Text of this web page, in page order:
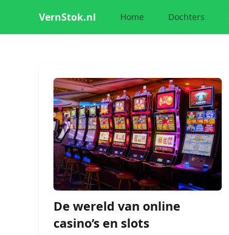
VernStok.nl Home Dochters
De wereld van online
casino’s en slots